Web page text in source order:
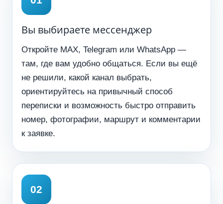
Вы выбираете мессенджер
Откройте MAX, Telegram или WhatsApp —
там, где вам удобно общаться. Если вы ещё
не решили, какой канал выбрать,
ориентируйтесь на привычный способ
переписки и возможность быстро отправить
номер, фотографии, маршрут и комментарии
к заявке.